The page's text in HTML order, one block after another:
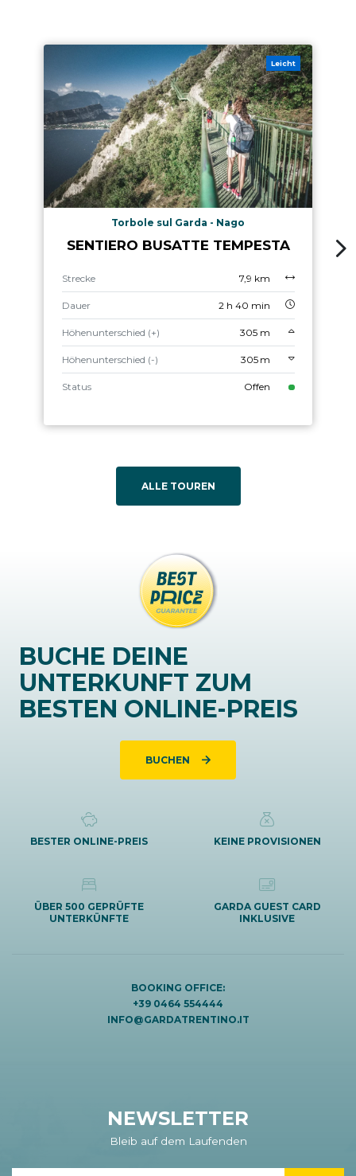
Leicht
Torbole sul Garda - Nago
SENTIERO BUSATTE TEMPESTA
Strecke 7,9 km
Dauer 2 h 40 min
Höhenunterschied (+) 305 m
Höhenunterschied (-) 305 m
Status Offen
ALLE TOUREN
BUCHE DEINE
UNTERKUNFT ZUM
BESTEN ONLINE-PREIS
BUCHEN
BESTER ONLINE-PREIS KEINE PROVISIONEN
ÜBER 500 GEPRÜFTE
UNTERKÜNFTE
GARDA GUEST CARD
INKLUSIVE
BOOKING OFFICE:
+39 0464 554444
INFO@GARDATRENTINO.IT
NEWSLETTER
Bleib auf dem Laufenden